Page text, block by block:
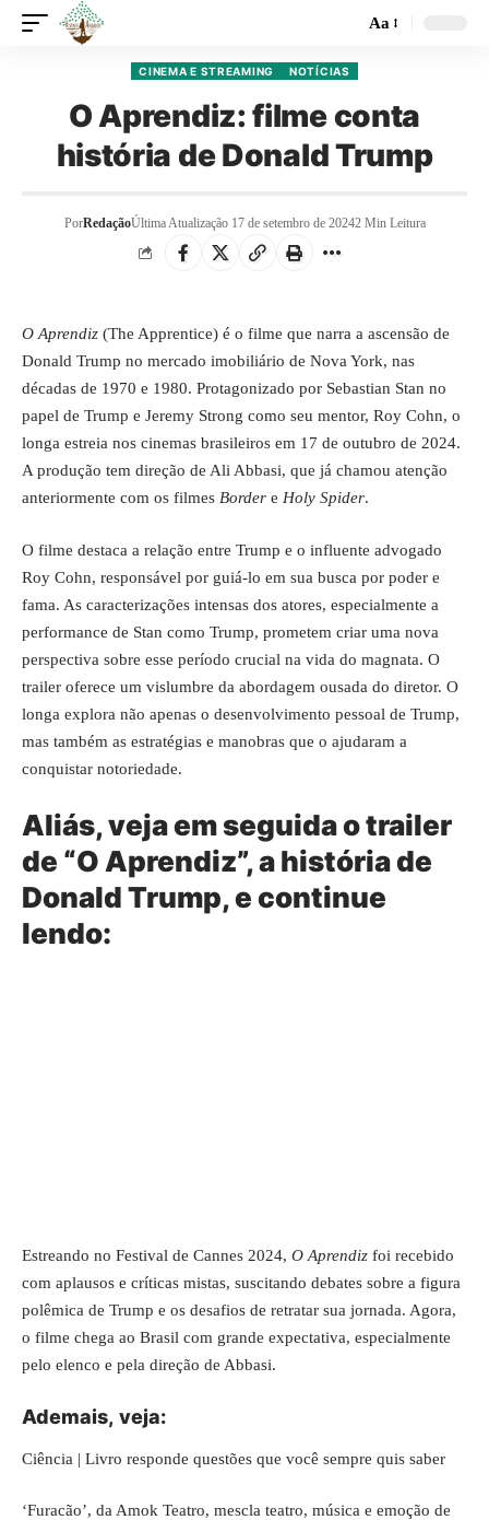
Aa
CINEMA E STREAMING NOTÍCIAS
O Aprendiz: filme conta
história de Donald Trump
PorRedaçãoÚltima Atualização 17 de setembro de 20242 Min Leitura
O Aprendiz (The Apprentice) é o filme que narra a ascensão de
Donald Trump no mercado imobiliário de Nova York, nas
décadas de 1970 e 1980. Protagonizado por Sebastian Stan no
papel de Trump e Jeremy Strong como seu mentor, Roy Cohn, o
longa estreia nos cinemas brasileiros em 17 de outubro de 2024.
A produção tem direção de Ali Abbasi, que já chamou atenção
anteriormente com os filmes Border e Holy Spider.
O filme destaca a relação entre Trump e o influente advogado
Roy Cohn, responsável por guiá-lo em sua busca por poder e
fama. As caracterizações intensas dos atores, especialmente a
performance de Stan como Trump, prometem criar uma nova
perspectiva sobre esse período crucial na vida do magnata. O
trailer oferece um vislumbre da abordagem ousada do diretor. O
longa explora não apenas o desenvolvimento pessoal de Trump,
mas também as estratégias e manobras que o ajudaram a
conquistar notoriedade.
Aliás, veja em seguida o trailer
de “O Aprendiz”, a história de
Donald Trump, e continue
lendo:
Estreando no Festival de Cannes 2024, O Aprendiz foi recebido
com aplausos e críticas mistas, suscitando debates sobre a figura
polêmica de Trump e os desafios de retratar sua jornada. Agora,
o filme chega ao Brasil com grande expectativa, especialmente
pelo elenco e pela direção de Abbasi.
Ademais, veja:
Ciência | Livro responde questões que você sempre quis saber
‘Furacão’, da Amok Teatro, mescla teatro, música e emoção de